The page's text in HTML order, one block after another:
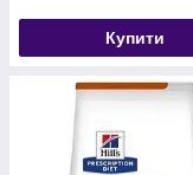
Купити